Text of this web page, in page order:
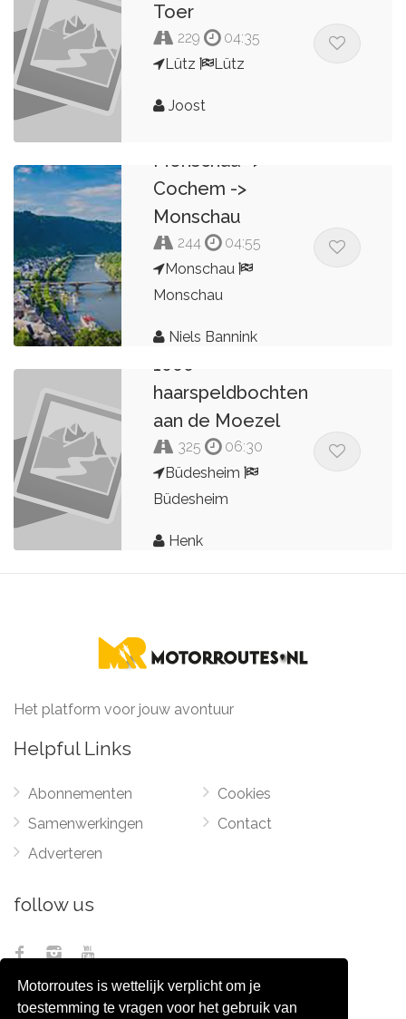
Motorroutes is wettelijk verplicht om je
toestemming te vragen voor het gebruik van
Toer
229
04:35
Lütz
Lütz
Joost
Monschau ->
Cochem ->
Monschau
244
04:55
Monschau
Monschau
Niels Bannink
1000
haarspeldbochten
aan de Moezel
325
06:30
Büdesheim
Büdesheim
Henk
Het platform voor jouw avontuur
Helpful Links
Abonnementen
Samenwerkingen
Adverteren
Cookies
Contact
follow us